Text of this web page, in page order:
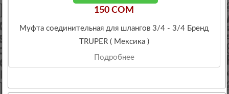
150 COM
Муфта соединительная для шлангов 3/4 - 3/4 Бренд
TRUPER ( Мексика )
Подробнее